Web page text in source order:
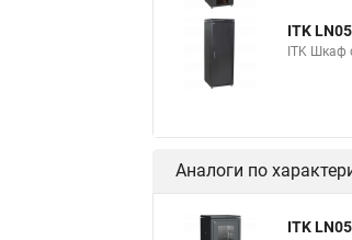
ITK
ITK Шкаф
Аналоги по
ITK